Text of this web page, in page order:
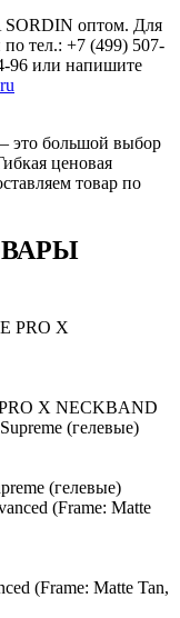
оптом. Для
тел.: +7 (499) 507-
96 или напишите
это большой выбор
ценовая
товар по
X NECKBAND
(гелевые)
(Frame: Matte Tan,